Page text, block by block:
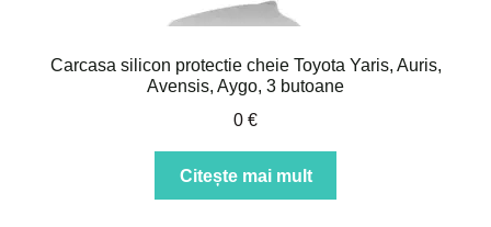
Carcasa silicon protectie cheie Toyota Yaris, Auris,
Avensis, Aygo, 3 butoane
0 €
Citește mai mult